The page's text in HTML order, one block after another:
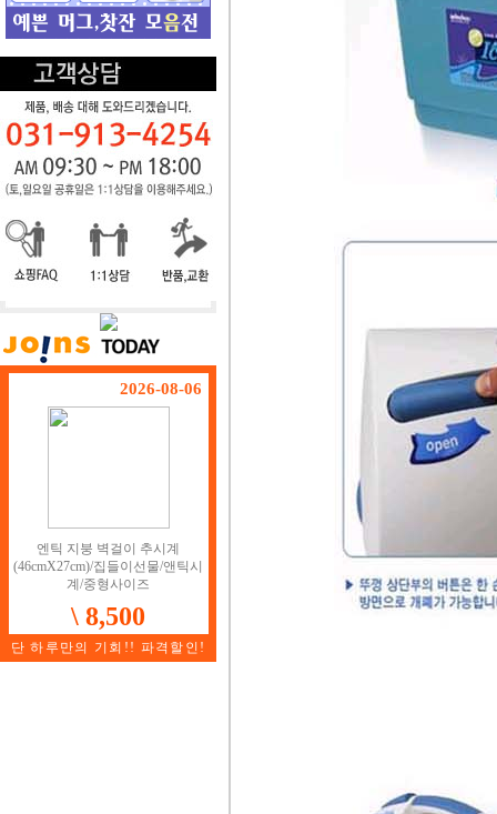
2026-08-06
엔틱 지붕 벽걸이 추시계
(46cmX27cm)/집들이선물/앤틱시
계/중형사이즈
\ 8,500
단 하루만의 기회!! 파격할인!